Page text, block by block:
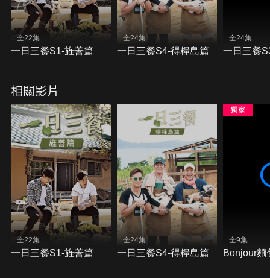
全22集
一日三餐S1-旌善篇
全24集
一日三餐S4-得糧島篇
全24集
一日三餐
相關影片
全22集
一日三餐S1-旌善篇
全24集
一日三餐S4-得糧島篇
全9集
Bonjour麵